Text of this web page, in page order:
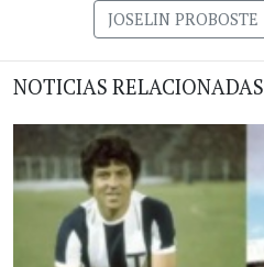
JOSELIN PROBOSTE
NOTICIAS RELACIONADAS